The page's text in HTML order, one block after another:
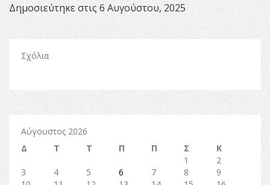
Δημοσιεύτηκε στις 6 Αυγούστου, 2025
Σχόλια
Αύγουστος 2026
Δ
Τ Τ Π Π Σ
Κ
1
2
3
4 5 6 7 8
9